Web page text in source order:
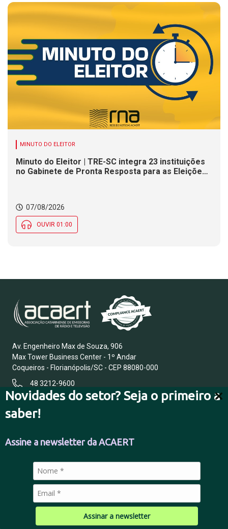
Novidades do setor? Seja o primeiro a
saber!
Assine a newsletter da ACAERT
Assinar a newsletter
MINUTO DO ELEITOR
Minuto do Eleitor | TRE-SC integra 23 instituições
no Gabinete de Pronta Resposta para as Eleições
07/08/2026
OUVIR 01:00
Av. Engenheiro Max de Souza, 906
Max Tower Business Center - 1º Andar
Coqueiros - Florianópolis/SC - CEP 88080-000
48 3212-9600
FALE CONOSCO
POLÍTICA DE PRIVACIDADE
© 2026 Todos os direitos reservados.